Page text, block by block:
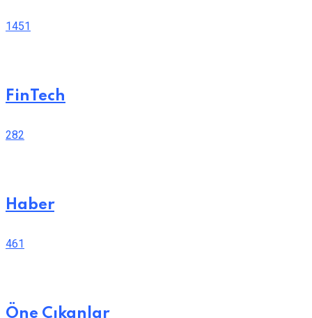
1451
FinTech
282
Haber
461
Öne Çıkanlar